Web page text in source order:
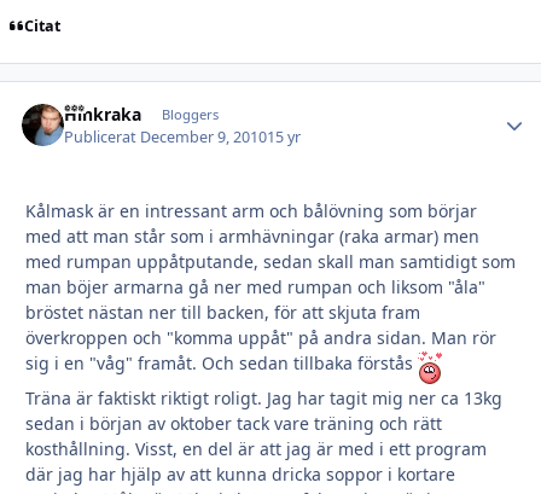
Citat
Hinkraka Bloggers
Publicerat December 9, 201015 yr
Kålmask är en intressant arm och bålövning som börjar
med att man står som i armhävningar (raka armar) men
med rumpan uppåtputande, sedan skall man samtidigt som
man böjer armarna gå ner med rumpan och liksom "åla"
bröstet nästan ner till backen, för att skjuta fram
överkroppen och "komma uppåt" på andra sidan. Man rör
sig i en "våg" framåt. Och sedan tillbaka förstås
Träna är faktiskt riktigt roligt. Jag har tagit mig ner ca 13kg
sedan i början av oktober tack vare träning och rätt
kosthållning. Visst, en del är att jag är med i ett program
där jag har hjälp av att kunna dricka soppor i kortare